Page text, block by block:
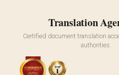
Translation
Certified document translation
authorities.